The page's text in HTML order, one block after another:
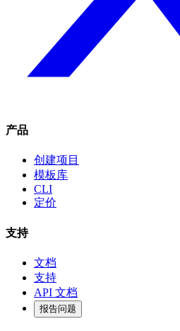
产品
创建项目
模板库
CLI
定价
支持
文档
支持
API 文档
报告问题